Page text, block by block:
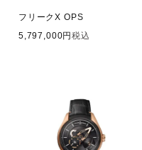
フリークX OPS
5,797,000
税込